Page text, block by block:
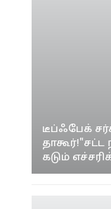
டீப்ஃபேக்
கடும்